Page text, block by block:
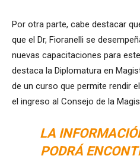
Por otra parte, cabe destacar
que el Dr, Fioranelli se
nuevas capacitaciones para
destaca la Diplomatura en
de un curso que permite rendir
el ingreso al Consejo de la
LA
PODRÁ